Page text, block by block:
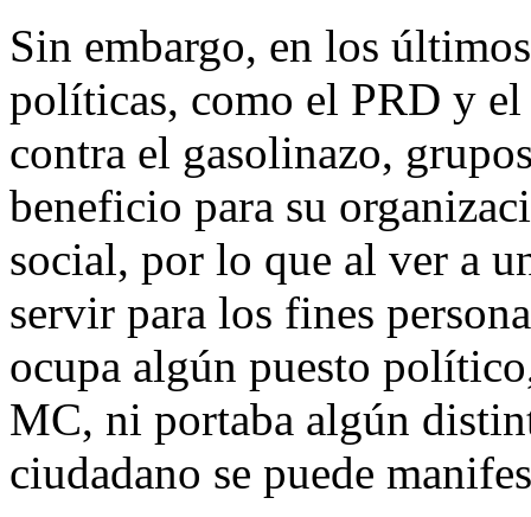
Sin embargo, en los
políticas, como el PRD y el
contra el gasolinazo,
beneficio para su
social, por lo que al ver a
servir para los fines
ocupa algún puesto
MC, ni portaba algún
ciudadano se puede